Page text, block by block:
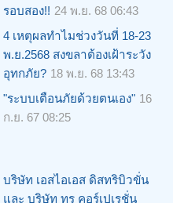
รอบสอง!! 24 พ.ย. 68 06:43
4 เหตุผลทำไมช่วงวันที่ 18-23
พ.ย.2568 สงขลาต้องเฝ้าระวัง
อุทกภัย? 18 พ.ย. 68 13:43
"ระบบเตือนภัยด้วยตนเอง" 16
ก.ย. 67 08:25
บริษัท เอสไอเอส ดิสทริบิวขั่น
และ บริษัท ทรู คอร์เปเรชั่น